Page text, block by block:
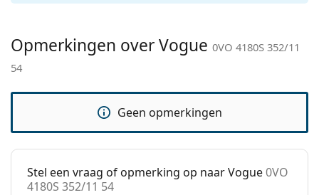
Categorie:
Zonnebrillen
Merk:
0VO 4180S 352/11 54
Opmerkingen over Vogue 0VO 4180S 352/11
54
Geen opmerkingen
Stel een vraag of opmerking op naar Vogue0VO
4180S 352/11 54